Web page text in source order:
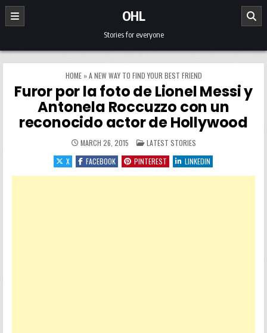
Skip to content
OHL
Stories for everyone
HOME»A NEW WAY TO FIND YOUR BEST FRIEND
Furor por la foto de Lionel Messi y
Antonela Roccuzzo con un
reconocido actor de Hollywood
MARCH 26, 2015 POSTED IN
LATEST STORIES
X
FACEBOOK PINTEREST LINKEDIN